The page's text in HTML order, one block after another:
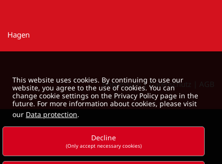
Hagen
Impressum| Datenschutz
This website uses cookies. By continuing to use our
website, you agree to the use of cookies. You can
change cookie settings on the Privacy Policy page in the
future. For more information about cookies, please visit
our Data protection.
Decline
(Only accept necessary cookies)